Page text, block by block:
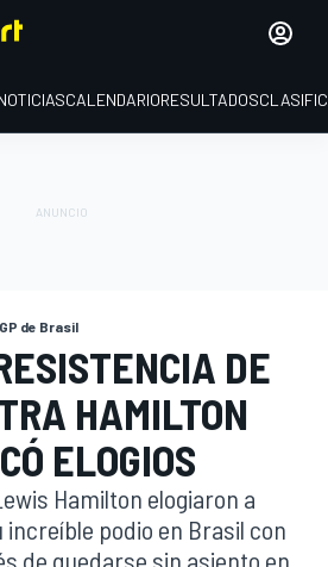
CALENDARIORESULTADOS
GP de Brasil
DE
HAMILTON
ELOGIOS
Hamilton elogiaron a
increíble podio en Brasil con
de quedarse sin asiento en